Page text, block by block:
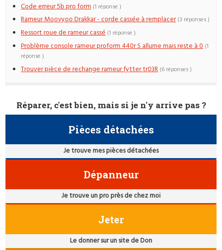
Code erreur 5b pro form (1 réponse )
Rameur Moovyoo Drakkar - corde cassée à remplacer (3 réponses )
Ressort roue de rameur cassé (1 réponse )
Problème console rameur proform 440r S allume mais reste à 0 (1
réponse )
Trouver pièce de rechange rameur fytter tr03R (6 réponses )
Réparer, c'est bien, mais si je n'y arrive pas ?
Pièces détachées
Je trouve mes pièces détachées
Dépanneur
Je trouve un pro près de chez moi
Jeter
Le donner sur un site de Don